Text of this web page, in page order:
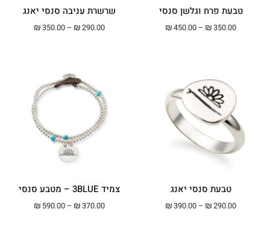
טבעת פרח וגלשן סנסי
₪350.00
–
₪450.00 טווח מחירים: ⁦₪350.00⁩ עד ⁦₪450.00⁩
שרשרת עניבה סנסי יאנג
₪290.00
–
₪350.00 טווח מחירים: ⁦₪290.00⁩ עד
טבעת סנסי יאנג
₪290.00
–
₪390.00 טווח מחירים: ⁦₪290.00⁩ עד ⁦₪390.00⁩
צמיד 3BLUE – מטבע סנסי
₪370.00
–
₪ 590.00 טווח מחירים: ⁦₪370.00⁩ עד